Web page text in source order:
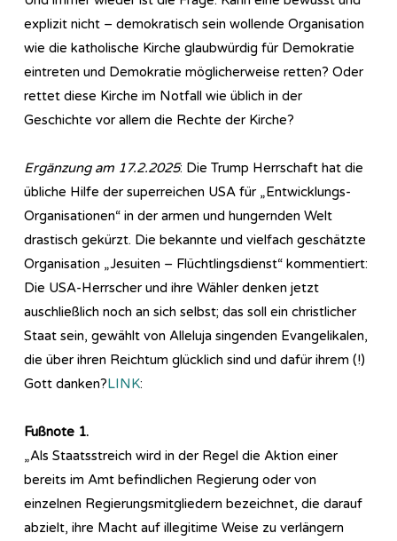
explizit nicht – demokratisch sein wollende Organisation
wie die katholische Kirche glaubwürdig für Demokratie
eintreten und Demokratie möglicherweise retten? Oder
rettet diese Kirche im Notfall wie üblich in der
Geschichte vor allem die Rechte der Kirche?
Ergänzung am 17.2.2025: Die Trump Herrschaft hat die
übliche Hilfe der superreichen USA für „Entwicklungs-
Organisationen“ in der armen und hungernden Welt
drastisch gekürzt. Die bekannte und vielfach geschätzte
Organisation „Jesuiten – Flüchtlingsdienst“ kommentiert:
Die USA-Herrscher und ihre Wähler denken jetzt
auschließlich noch an sich selbst; das soll ein christlicher
Staat sein, gewählt von Alleluja singenden Evangelikalen,
die über ihren Reichtum glücklich sind und dafür ihrem (!)
Gott danken?LINK:
Fußnote 1.
„Als Staatsstreich wird in der Regel die Aktion einer
bereits im Amt befindlichen Regierung oder von
einzelnen Regierungsmitgliedern bezeichnet, die darauf
abzielt, ihre Macht auf illegitime Weise zu verlängern